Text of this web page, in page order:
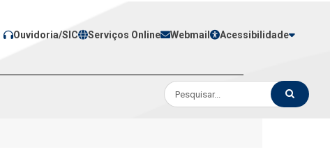
Ouvidoria/SIC Serviços Online Webmail Acessibilidade